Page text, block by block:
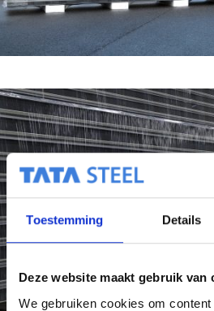
Toestemming Details
Deze website maakt gebruik van
We gebruiken cookies om